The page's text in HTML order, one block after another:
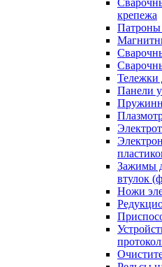
крепежа
Патроны
Тележки
Панели
Зажимы
втулок
Ножи